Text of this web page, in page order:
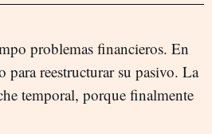
problemas financieros. En
reestructurar su pasivo. La
temporal, porque finalmente